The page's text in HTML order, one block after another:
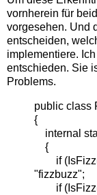
vornherein für
vorgesehen. Und
entscheiden,
implementiere.
entschieden. Sie
Problems.
public class
{
internal
{
if
"fizzbuzz";
if